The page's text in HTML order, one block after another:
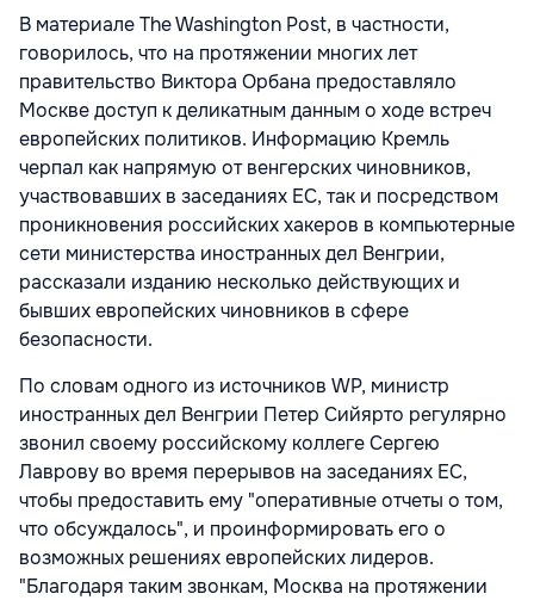
В материале The Washington Post, в частности,
говорилось, что на протяжении многих лет
правительство Виктора Орбана предоставляло
Москве доступ к деликатным данным о ходе встреч
европейских политиков. Информацию Кремль
черпал как напрямую от венгерских чиновников,
участвовавших в заседаниях ЕС, так и посредством
проникновения российских хакеров в компьютерные
сети министерства иностранных дел Венгрии,
рассказали изданию несколько действующих и
бывших европейских чиновников в сфере
безопасности.
По словам одного из источников WP, министр
иностранных дел Венгрии Петер Сийярто регулярно
звонил своему российскому коллегеСергею
Лаврову во время перерывов на заседаниях ЕС,
чтобы предоставить ему "оперативные отчеты о том,
что обсуждалось", и проинформировать его о
возможных решениях европейских лидеров.
"Благодаря таким звонкам, Москва на протяжении